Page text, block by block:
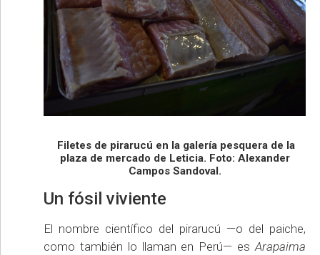
Filetes de pirarucú en la galería pesquera de la
plaza de mercado de Leticia. Foto: Alexander
Campos Sandoval.
Un fósil viviente
El nombre científico del pirarucú —o del paiche,
como también lo llaman en Perú— esArapaima